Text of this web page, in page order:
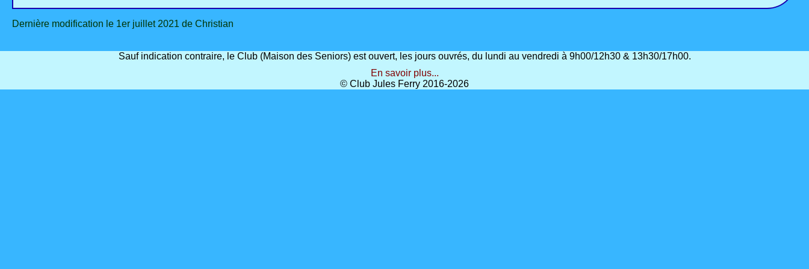
Dernière modification le 1er juillet 2021 de Christian
Sauf indication contraire, le Club (Maison des Seniors) est ouvert, les jours ouvrés, du lundi au vendredi à 9h00/12h30 & 13h30/17h00.
En savoir plus...
© Club Jules Ferry 2016-2026